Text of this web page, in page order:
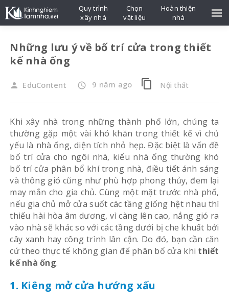
Những lưu ý về bố trí cửa trong thiết
kế nhà ống
person EduContent access_time 9 năm ago content_copy Nội thất
Khi xây nhà trong những thành phố lớn, chúng ta
thường gặp một vài khó khăn trong thiết kế vì chủ
yếu là nhà ống, diện tích nhỏ hẹp. Đặc biệt là vấn đề
bố trí cửa cho ngôi nhà, kiểu nhà ống thường khó
bố trí cửa phân bổ khí trong nhà, điều tiết ánh sáng
và thông gió cũng như phù hợp phong thủy, đem lại
may mắn cho gia chủ. Cùng một mặt trước nhà phố,
nếu gia chủ mở cửa suốt các tầng giống hệt nhau thì
thiếu hài hòa âm dương, vì càng lên cao, nắng gió ra
vào nhà sẽ khác so với các tầng dưới bị che khuất bởi
cây xanh hay công trình lân cận. Do đó, bạn cần căn
cứ theo thực tế không gian để phân bố cửa khi thiết
kế nhà ống.
1. Kiêng mở cửa hướng xấu
Quy trình
xây nhà
Chọn
vật liệu
Hoàn thiện
nhà